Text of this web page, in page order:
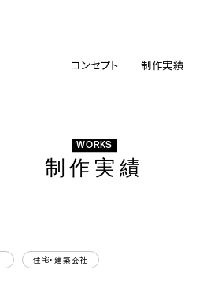
コンセプト 制作実績
WORKS
制作実績
住宅・建築会社